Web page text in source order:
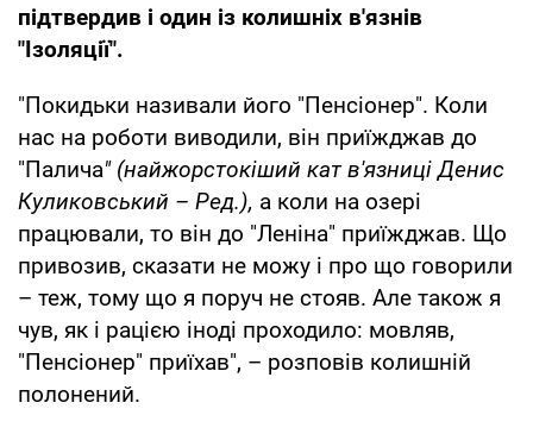
підтвердив і один із колишніх в'язнів
"Ізоляції".
"Покидьки називали його "Пенсіонер". Коли
нас на роботи виводили, він приїжджав до
"Палича" (найжорстокіший кат в'язниці Денис
Куликовський – Ред.), а коли на озері
працювали, то він до "Леніна" приїжджав. Що
привозив, сказати не можу і про що говорили
– теж, тому що я поруч не стояв. Але також я
чув, як і рацією іноді проходило: мовляв,
"Пенсіонер" приїхав", – розповів колишній
полонений.